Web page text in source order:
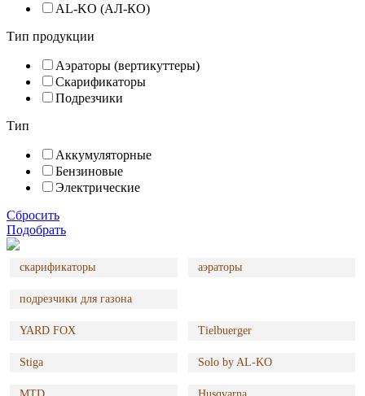
AL-KO (АЛ-КО)
Тип продукции
Аэраторы (вертикуттеры)
Скарификаторы
Подрезчики
Тип
Аккумуляторные
Бензиновые
Электрические
Сбросить
Подобрать
скарификаторы аэраторы
подрезчики для газона
YARD FOX Tielbuerger
Stiga Solo by AL-KO